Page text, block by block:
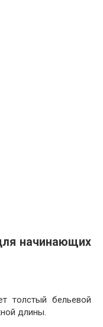
начинающих
толстый бельевой
длины.